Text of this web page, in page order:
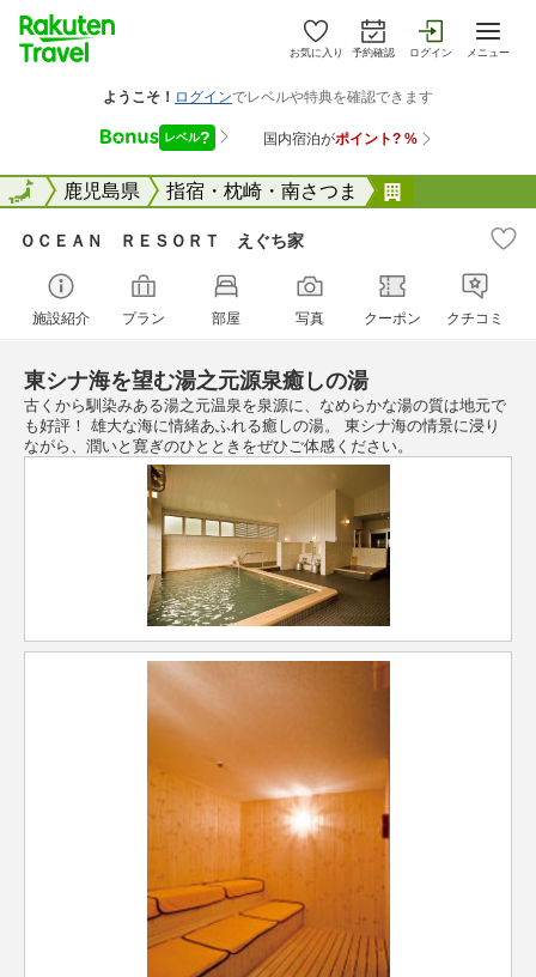
お気に入り 予約確認 ログイン メニュー
全国鹿児島県 指宿・枕崎・南さつま
全国
ＯＣＥＡＮ ＲＥＳＯＲＴ えぐち家
施設紹介 プラン 部屋 写真 クーポン クチコミ
東シナ海を望む湯之元源泉癒しの湯
古くから馴染みある湯之元温泉を泉源に、なめらかな湯の質は地元で
も好評！ 雄大な海に情緒あふれる癒しの湯。 東シナ海の情景に浸り
ながら、潤いと寛ぎのひとときをぜひご体感ください。